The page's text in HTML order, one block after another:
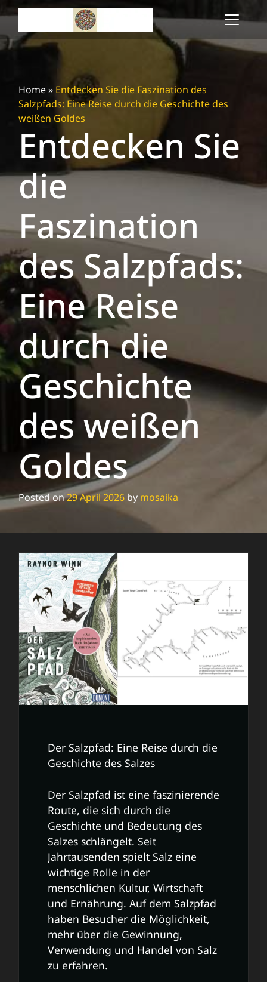
Skip
content
Home» Entdecken Sie die Faszination des
Salzpfads: Eine Reise durch die Geschichte des
weißen Goldes
Entdecken Sie
die
Faszination
des Salzpfads:
Eine Reise
durch die
Geschichte
des weißen
Goldes
Posted on29 April 2026 by mosaika
Der Salzpfad: Eine Reise durch die
Geschichte des Salzes
Der Salzpfad ist eine faszinierende
Route, die sich durch die
Geschichte und Bedeutung des
Salzes schlängelt. Seit
Jahrtausenden spielt Salz eine
wichtige Rolle in der
menschlichen Kultur, Wirtschaft
und Ernährung. Auf dem Salzpfad
haben Besucher die Möglichkeit,
mehr über die Gewinnung,
Verwendung und Handel von Salz
zu erfahren.